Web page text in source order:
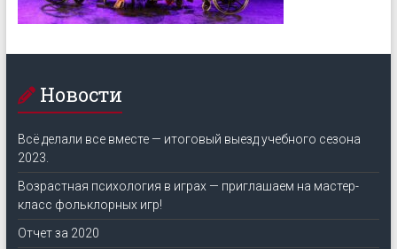
Новости
Всё делали все вместе — итоговый выезд учебного сезона
2023.
Возрастная психология в играх — приглашаем на мастер-
класс фольклорных игр!
Отчет за 2020